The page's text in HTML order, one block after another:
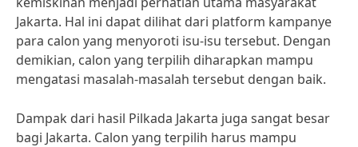
Jakarta. Hal ini dapat dilihat dari platform kampanye
para calon yang menyoroti isu-isu tersebut. Dengan
demikian, calon yang terpilih diharapkan mampu
mengatasi masalah-masalah tersebut dengan baik.
Dampak dari hasil Pilkada Jakarta juga sangat besar
bagi Jakarta. Calon yang terpilih harus mampu